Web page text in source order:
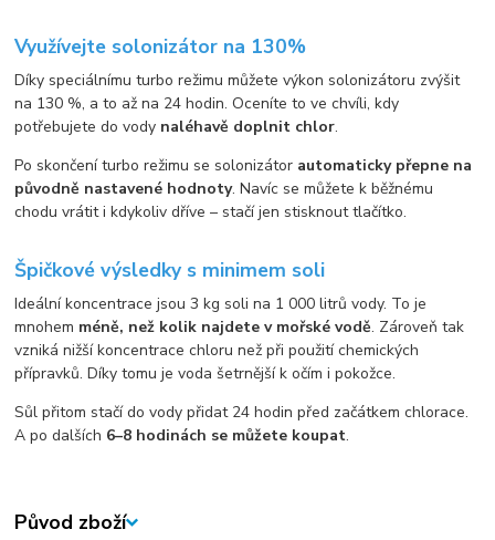
Využívejte solonizátor na 130%
Díky speciálnímu turbo režimu můžete výkon solonizátoru zvýšit
na 130 %, a to až na 24 hodin. Oceníte to ve chvíli, kdy
potřebujete do vody naléhavě doplnit chlor.
Po skončení turbo režimu se solonizátor automaticky přepne na
původně nastavené hodnoty. Navíc se můžete k běžnému
chodu vrátit i kdykoliv dříve – stačí jen stisknout tlačítko.
Špičkové výsledky s minimem soli
Ideální koncentrace jsou 3 kg soli na 1 000 litrů vody. To je
mnohem méně, než kolik najdete v mořské vodě. Zároveň tak
vzniká nižší koncentrace chloru než při použití chemických
přípravků. Díky tomu je voda šetrnější k očím i pokožce.
Sůl přitom stačí do vody přidat 24 hodin před začátkem chlorace.
A po dalších 6–8 hodinách se můžete koupat.
Původ zboží